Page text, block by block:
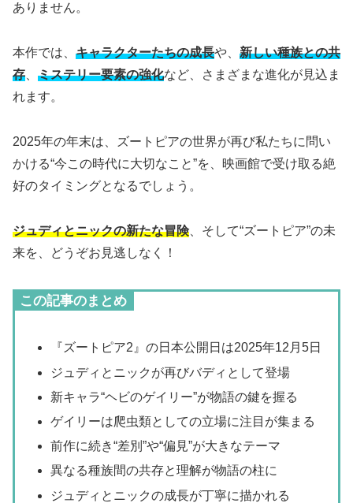
ありません。
本作では、 キャラクターたちの成長や、 新しい種族との共
存
ミステリー要素の強化など、さまざまな進化が見込ま
れます。
2025年の年末は、ズートピアの世界が再び私たちに問い
かける“今この時代に大切なこと”を、映画館で受け取る絶
好のタイミングとなるでしょう。
ジュディとニックの新たな冒険、そして“ズートピア”の未
来を、どうぞお見逃しなく！
この記事のまとめ
『ズートピア2』の日本公開日は2025年12月5日
ジュディとニックが再びバディとして登場
新キャラ“ヘビのゲイリー”が物語の鍵を握る
ゲイリーは爬虫類としての立場に注目が集まる
前作に続き“差別”や“偏見”が大きなテーマ
異なる種族間の共存と理解が物語の柱に
ジュディとニックの成長が丁寧に描かれる